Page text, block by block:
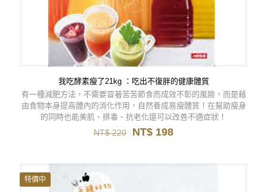
我吃酵素瘦了21kg ：吃出不復胖的健康體質
有一種減肥方法，不需要冒著苦苦節食而成效不彰的風險，而是藉
由食物本身提高體內的消化作用，自然養成易瘦體質！在幫助瘦身
的同時也能美肌、排毒、抗老化還可以改善不適症狀！
NT$220
原
格：
NT$ 198目
格：
特價中